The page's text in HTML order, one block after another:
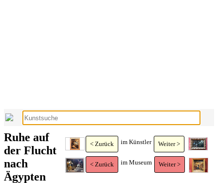
< Zurück im Künstler Weiter >
< Zurück im Museum Weiter >
Ruhe auf
der Flucht
nach
Ägypten